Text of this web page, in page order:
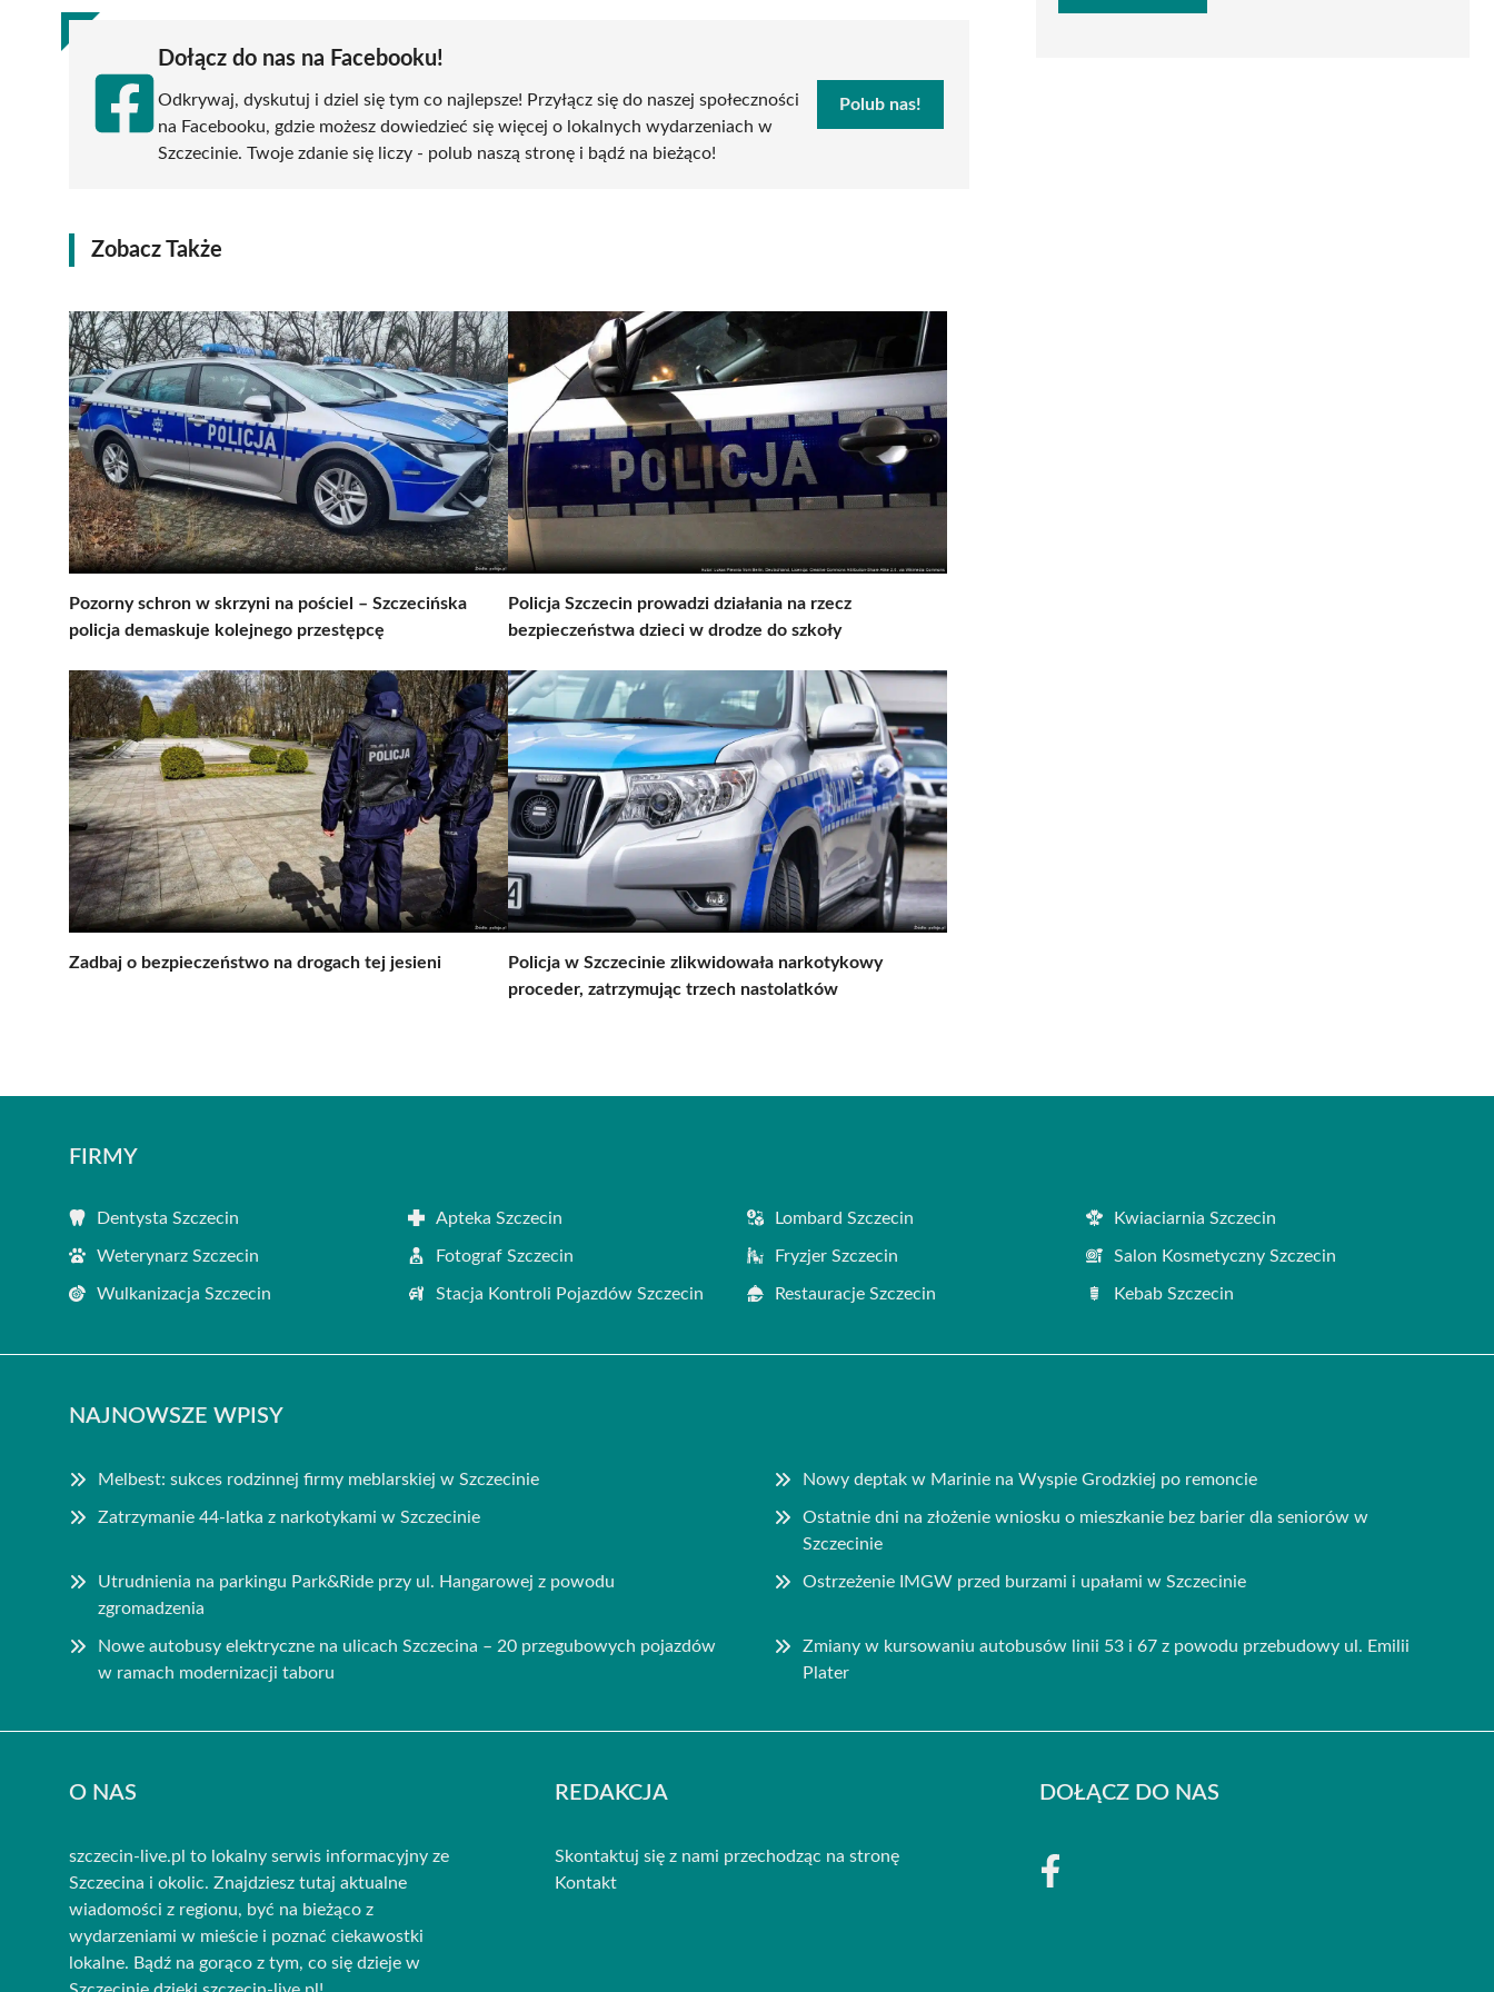
Dołącz do nas na Facebooku!
Odkrywaj, dyskutuj i dziel się tym co najlepsze! Przyłącz się do naszej społeczności
na Facebooku, gdzie możesz dowiedzieć się więcej o lokalnych wydarzeniach w
Szczecinie. Twoje zdanie się liczy - polub naszą stronę i bądź na bieżąco!
Polub nas!
Zobacz Także
Pozorny schron w skrzyni na pościel – Szczecińska
policja demaskuje kolejnego przestępcę
Policja Szczecin prowadzi działania na rzecz
bezpieczeństwa dzieci w drodze do szkoły
Zadbaj o bezpieczeństwo na drogach tej jesieni
Policja w Szczecinie zlikwidowała narkotykowy
proceder, zatrzymując trzech nastolatków
FIRMY
Dentysta Szczecin Apteka Szczecin Lombard Szczecin Kwiaciarnia Szczecin
Weterynarz Szczecin Fotograf Szczecin Fryzjer Szczecin Salon Kosmetyczny Szczecin
Wulkanizacja Szczecin Stacja Kontroli Pojazdów Szczecin Restauracje Szczecin Kebab Szczecin
NAJNOWSZE WPISY
Melbest: sukces rodzinnej firmy meblarskiej w Szczecinie Nowy deptak w Marinie na Wyspie Grodzkiej po remoncie
Zatrzymanie 44-latka z narkotykami w Szczecinie
Ostatnie dni na złożenie wniosku o mieszkanie bez barier dla seniorów w
Szczecinie
Utrudnienia na parkingu Park&Ride przy ul. Hangarowej z powodu
zgromadzenia
Ostrzeżenie IMGW przed burzami i upałami w Szczecinie
Nowe autobusy elektryczne na ulicach Szczecina – 20 przegubowych pojazdów
w ramach modernizacji taboru
Zmiany w kursowaniu autobusów linii 53 i 67 z powodu przebudowy ul. Emilii
Plater
O NAS
szczecin-live.pl to lokalny serwis informacyjny ze
Szczecina i okolic. Znajdziesz tutaj aktualne
wiadomości z regionu, być na bieżąco z
wydarzeniami w mieście i poznać ciekawostki
lokalne. Bądź na gorąco z tym, co się dzieje w
REDAKCJA
Skontaktuj się z nami przechodząc na stronę
Kontakt
DOŁĄCZ DO NAS